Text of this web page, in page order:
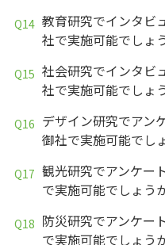
教育研究でインタビ
社で実施可能でしょ
社会研究でインタビ
社で実施可能でしょ
デザイン研究でアン
御社で実施可能でし
観光研究でアンケー
で実施可能でしょう
防災研究でアンケー
で実施可能でしょう